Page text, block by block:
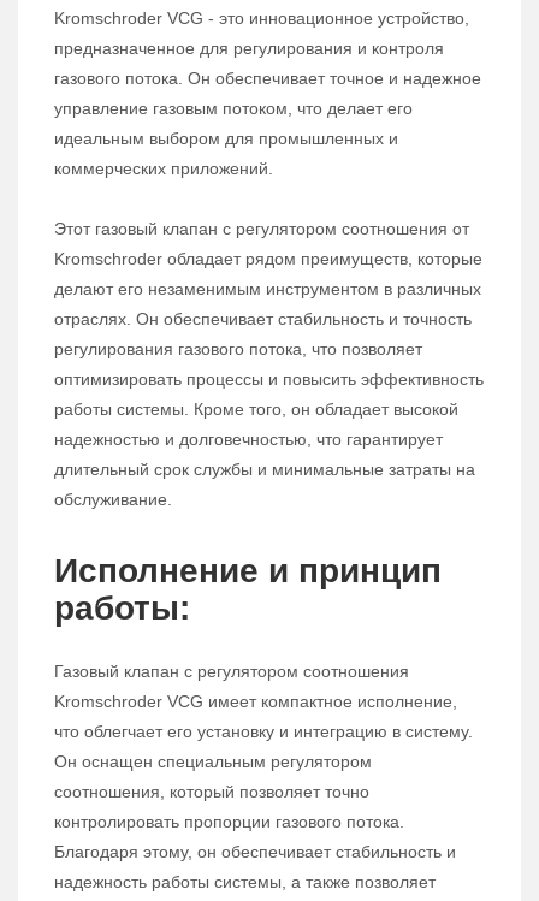
Kromschroder VCG - это инновационное устройство,
предназначенное для регулирования и контроля
газового потока. Он обеспечивает точное и надежное
управление газовым потоком, что делает его
идеальным выбором для промышленных и
коммерческих приложений.
Этот газовый клапан с регулятором соотношения от
Kromschroder обладает рядом преимуществ, которые
делают его незаменимым инструментом в различных
отраслях. Он обеспечивает стабильность и точность
регулирования газового потока, что позволяет
оптимизировать процессы и повысить эффективность
работы системы. Кроме того, он обладает высокой
надежностью и долговечностью, что гарантирует
длительный срок службы и минимальные затраты на
обслуживание.
Исполнение и принцип
работы:
Газовый клапан с регулятором соотношения
Kromschroder VCG имеет компактное исполнение,
что облегчает его установку и интеграцию в систему.
Он оснащен специальным регулятором
соотношения, который позволяет точно
контролировать пропорции газового потока.
Благодаря этому, он обеспечивает стабильность и
надежность работы системы, а также позволяет